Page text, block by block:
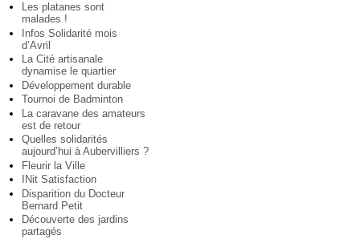
Les platanes sont
malades !
Infos Solidarité mois
d’Avril
La Cité artisanale
dynamise le quartier
Développement durable
Tournoi de Badminton
La caravane des amateurs
est de retour
Quelles solidarités
aujourd’hui à Aubervilliers ?
Fleurir la Ville
INit Satisfaction
Disparition du Docteur
Bernard Petit
Découverte des jardins
partagés